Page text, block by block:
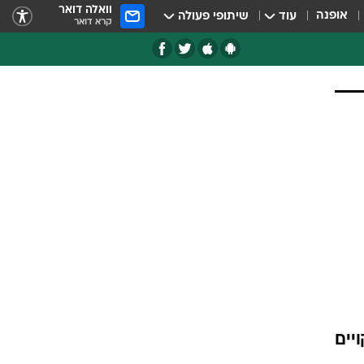
אופנה עוד שיתופי פעולה וואלה דואר
קרא דואר